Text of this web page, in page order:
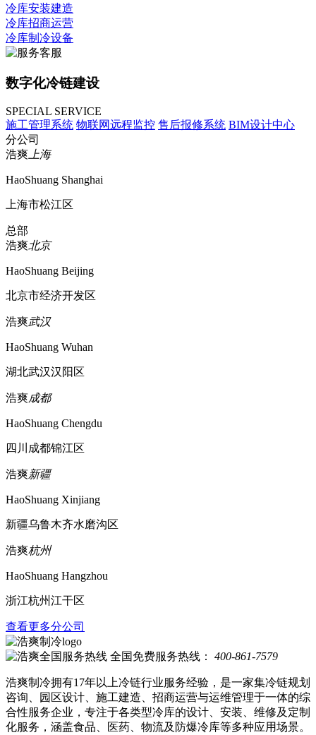
冷库安装建造
冷库招商运营
冷库制冷设备
数字化冷链建设
SPECIAL SERVICE
施工管理系统 物联网远程监控 售后报修系统 BIM设计中心
分公司
浩爽上海
HaoShuang Shanghai
上海市松江区
总部
浩爽北京
HaoShuang Beijing
北京市经济开发区
浩爽武汉
HaoShuang Wuhan
湖北武汉汉阳区
浩爽成都
HaoShuang Chengdu
四川成都锦江区
浩爽新疆
HaoShuang Xinjiang
新疆乌鲁木齐水磨沟区
浩爽杭州
HaoShuang Hangzhou
浙江杭州江干区
查看更多分公司
全国免费服务热线： 400-861-7579
浩爽制冷拥有17年以上冷链行业服务经验，是一家集冷链规划
咨询、园区设计、施工建造、招商运营与运维管理于一体的综
合性服务企业，专注于各类型冷库的设计、安装、维修及定制
化服务，涵盖食品、医药、物流及防爆冷库等多种应用场景。